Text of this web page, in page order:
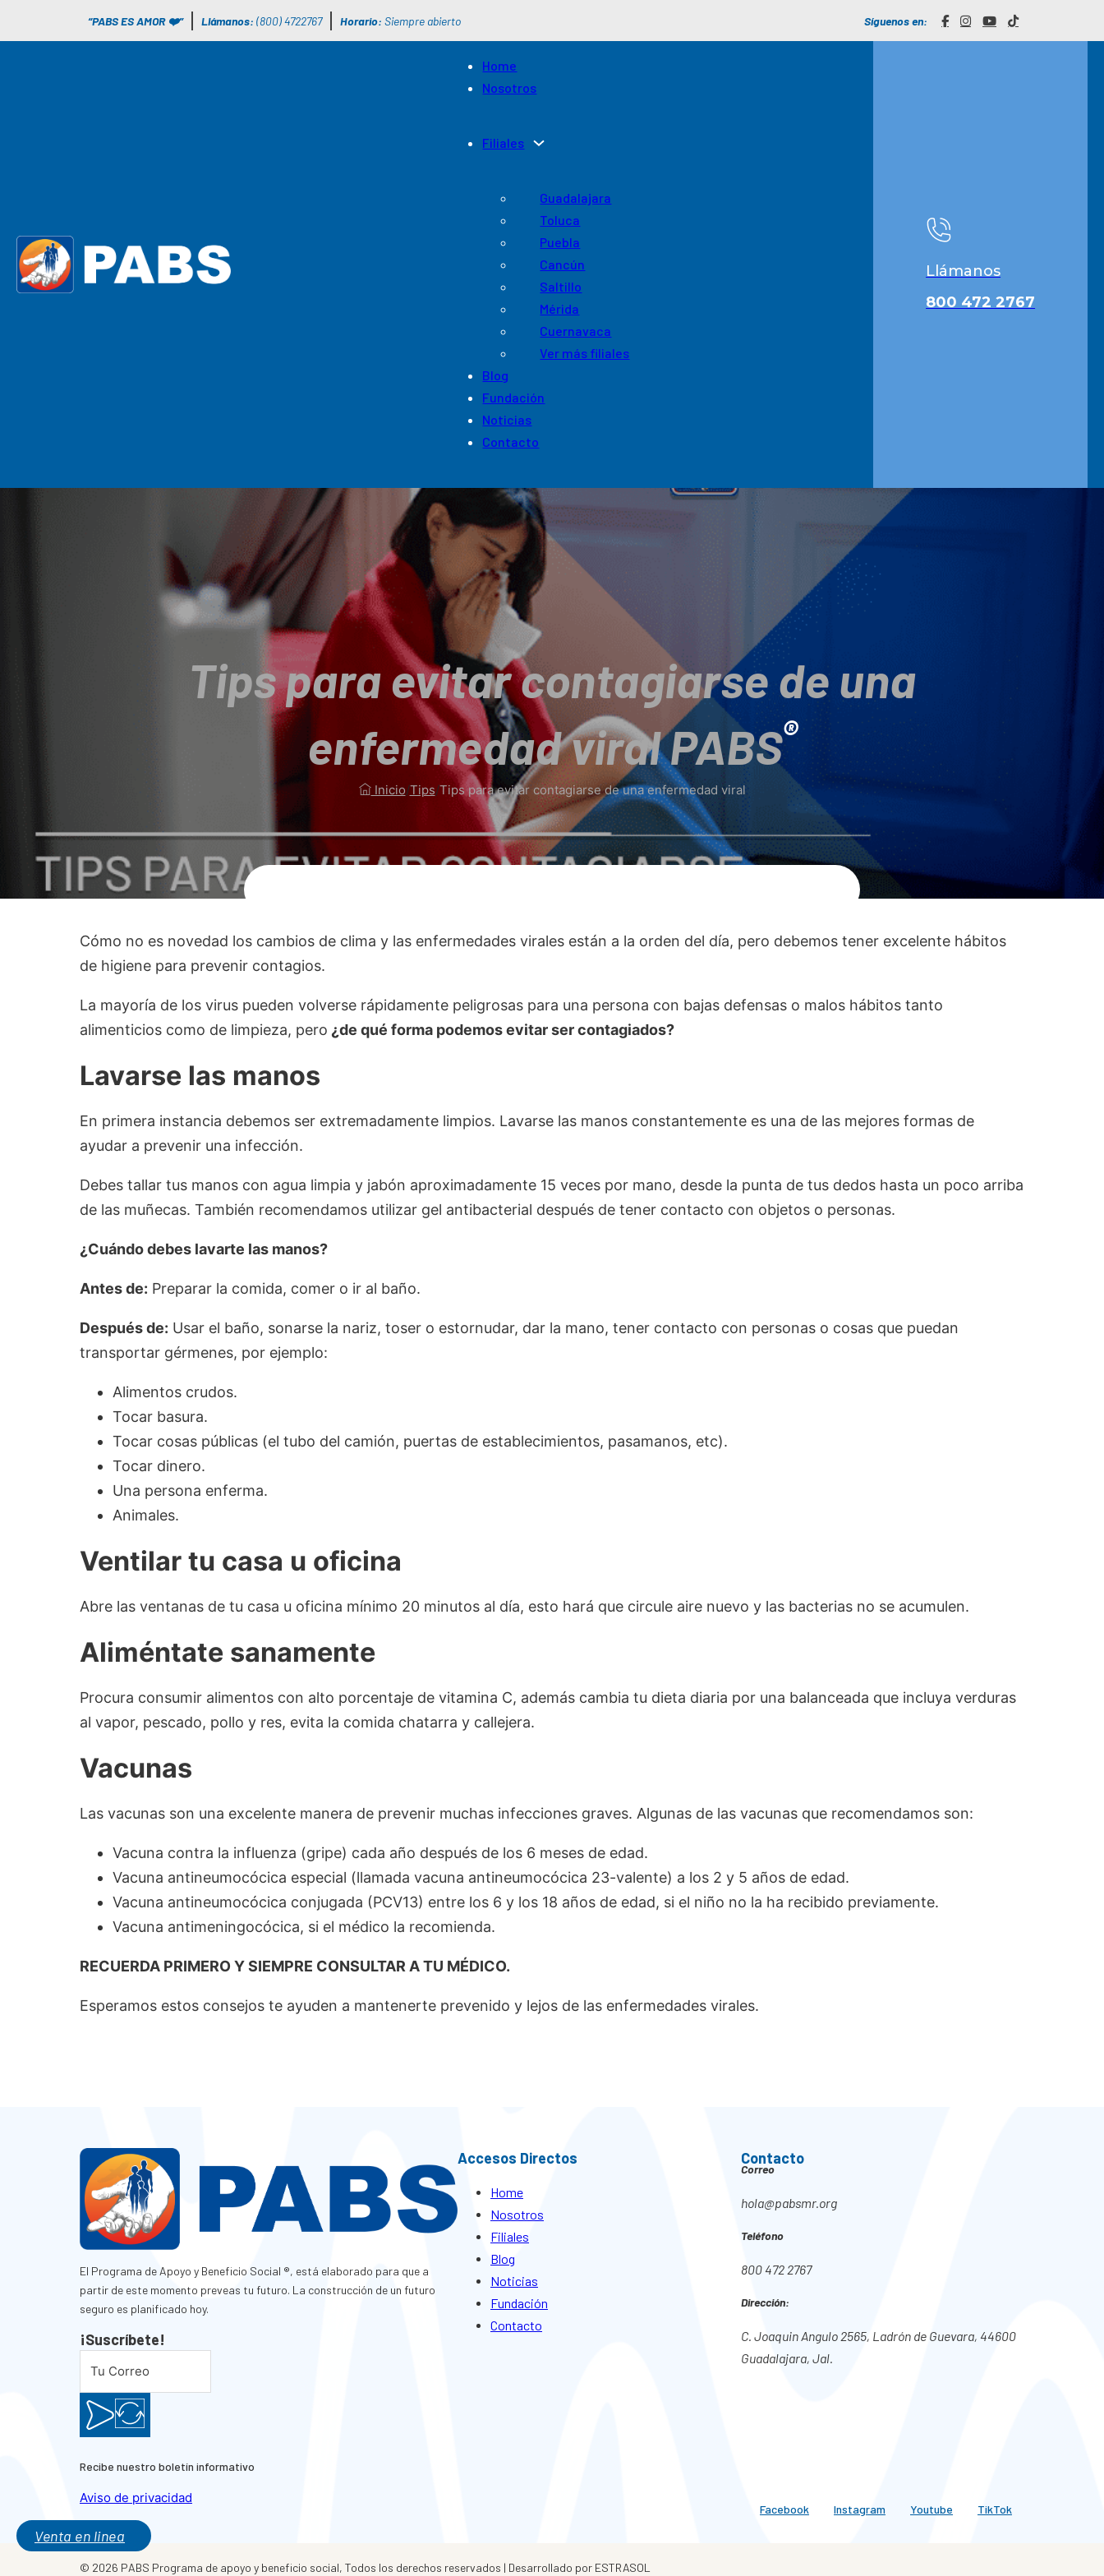
“PABS ES AMOR ❤️” Llámanos: (800) 4722767 Horario: Siempre abierto Síguenos en:
Home
Nosotros
Filiales
Guadalajara
Toluca
Puebla
Cancún
Saltillo
Mérida
Cuernavaca
Ver más filiales
Blog
Fundación
Noticias
Contacto
Llámanos
800 472 2767
Tips para evitar contagiarse de una
enfermedad viral PABS®
Inicio/Tips/Tips para evitar contagiarse de una enfermedad viral
Cómo no es novedad los cambios de clima y las enfermedades virales están a la orden del día, pero debemos tener excelente hábitos
de higiene para prevenir contagios.
La mayoría de los virus pueden volverse rápidamente peligrosas para una persona con bajas defensas o malos hábitos tanto
alimenticios como de limpieza, pero ¿de qué forma podemos evitar ser contagiados?
Lavarse las manos
En primera instancia debemos ser extremadamente limpios. Lavarse las manos constantemente es una de las mejores formas de
ayudar a prevenir una infección.
Debes tallar tus manos con agua limpia y jabón aproximadamente 15 veces por mano, desde la punta de tus dedos hasta un poco arriba
de las muñecas. También recomendamos utilizar gel antibacterial después de tener contacto con objetos o personas.
¿Cuándo debes lavarte las manos?
Antes de: Preparar la comida, comer o ir al baño.
Después de: Usar el baño, sonarse la nariz, toser o estornudar, dar la mano, tener contacto con personas o cosas que puedan
transportar gérmenes, por ejemplo:
Alimentos crudos.
Tocar basura.
Tocar cosas públicas (el tubo del camión, puertas de establecimientos, pasamanos, etc).
Tocar dinero.
Una persona enferma.
Animales.
Ventilar tu casa u oficina
Abre las ventanas de tu casa u oficina mínimo 20 minutos al día, esto hará que circule aire nuevo y las bacterias no se acumulen.
Aliméntate sanamente
Procura consumir alimentos con alto porcentaje de vitamina C, además cambia tu dieta diaria por una balanceada que incluya verduras
al vapor, pescado, pollo y res, evita la comida chatarra y callejera.
Vacunas
Las vacunas son una excelente manera de prevenir muchas infecciones graves. Algunas de las vacunas que recomendamos son:
Vacuna contra la influenza (gripe) cada año después de los 6 meses de edad.
Vacuna antineumocócica especial (llamada vacuna antineumocócica 23-valente) a los 2 y 5 años de edad.
Vacuna antineumocócica conjugada (PCV13) entre los 6 y los 18 años de edad, si el niño no la ha recibido previamente.
Vacuna antimeningocócica, si el médico la recomienda.
RECUERDA PRIMERO Y SIEMPRE CONSULTAR A TU MÉDICO.
Esperamos estos consejos te ayuden a mantenerte prevenido y lejos de las enfermedades virales.
Venta en linea
El Programa de Apoyo y Beneficio Social ®, está elaborado para que a
partir de este momento preveas tu futuro. La construcción de un futuro
seguro es planificado hoy.
¡Suscríbete!
Recibe nuestro boletín informativo
Accesos Directos
Home
Nosotros
Filiales
Blog
Noticias
Fundación
Contacto
Contacto
Correo
hola@pabsmr.org
Teléfono
800 472 2767
Dirección:
C. Joaquin Angulo 2565, Ladrón de Guevara, 44600
Guadalajara, Jal.
Aviso de privacidad
Facebook Instagram Youtube TikTok
© 2026 PABS Programa de apoyo y beneficio social, Todos los derechos reservados | Desarrollado por ESTRASOL